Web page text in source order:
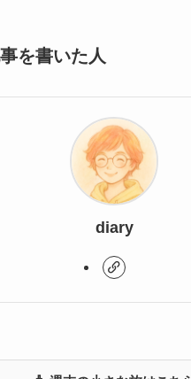
を書いた人
diary